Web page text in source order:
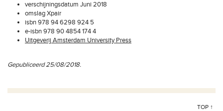
verschijningsdatum Juni 2018
omslag Xpair
isbn 978 94 6298 924 5
e-isbn 978 90 4854 174 4
Uitgeverij Amsterdam University Press
Gepubliceerd 25/08/2018.
TOP ↑